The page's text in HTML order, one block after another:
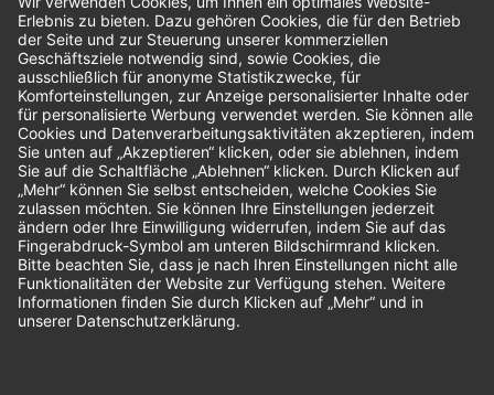
Bewertungen